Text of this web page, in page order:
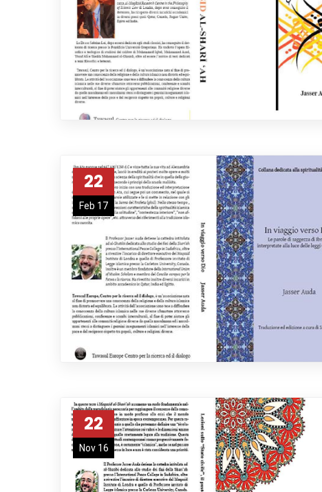
22
Feb 17
22
Nov 16